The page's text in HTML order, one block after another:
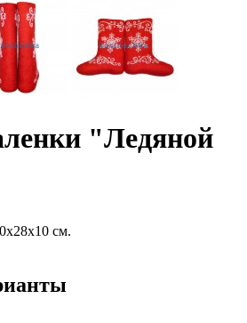
"Ледяной
см.